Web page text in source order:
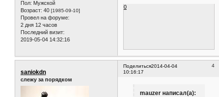
Пол: Мужской
Возраст: 40 [1985-09-10]
Провел на форуме:
2 дня 12 часов
Последний визит:
2019-05-04 14:32:16
0
Поделиться 4
2014-04-04
10:16:17
saniokdn
слежу за порядком
mauzer написал(а):